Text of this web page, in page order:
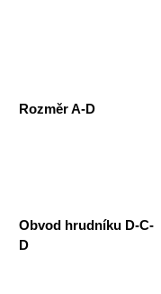
Rozměr A-D
Obvod hrudníku D-C-
D